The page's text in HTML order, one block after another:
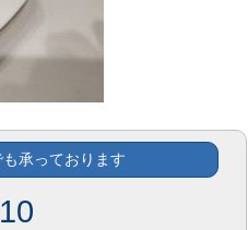
承っております